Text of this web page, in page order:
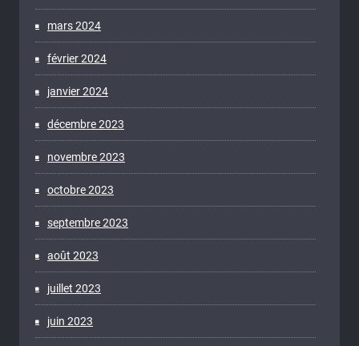
mars 2024
février 2024
janvier 2024
décembre 2023
novembre 2023
octobre 2023
septembre 2023
août 2023
juillet 2023
juin 2023